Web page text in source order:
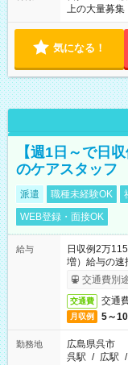
上の大量募集
気になる！
【週1日～で日
のケアスタッフ
派遣 職種未経験OK
WEB登録・面接OK
給与
日収例2万
増）給与の速
交通費別
交通費 交通
月収例 5～
勤務地
広島県呉市
呉駅 / 広駅 /